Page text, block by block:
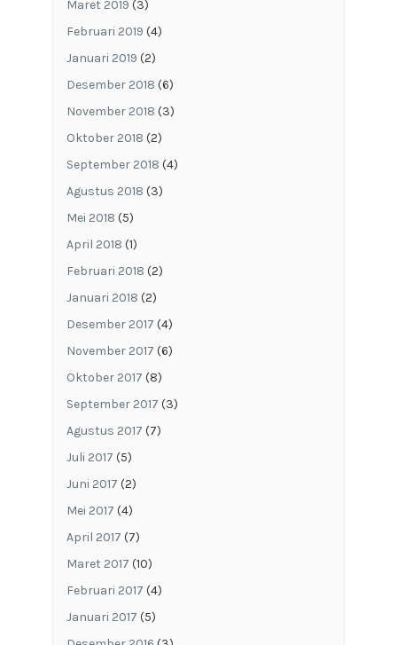
Maret 2019 (3)
Februari 2019 (4)
Januari 2019 (2)
Desember 2018 (6)
November 2018 (3)
Oktober 2018 (2)
September 2018 (4)
Agustus 2018 (3)
Mei 2018 (5)
April 2018 (1)
Februari 2018 (2)
Januari 2018 (2)
Desember 2017 (4)
November 2017 (6)
Oktober 2017 (8)
September 2017 (3)
Agustus 2017 (7)
Juli 2017 (5)
Juni 2017 (2)
Mei 2017 (4)
April 2017 (7)
Maret 2017 (10)
Februari 2017 (4)
Januari 2017 (5)